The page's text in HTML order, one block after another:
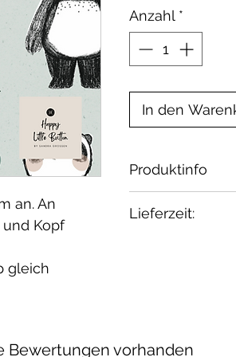
an. An
Kopf
gleich
Anzahl *
In den
Produktinfo
Zertifikat: Oeko
Lieferzeit:
Bewertungen vorhanden